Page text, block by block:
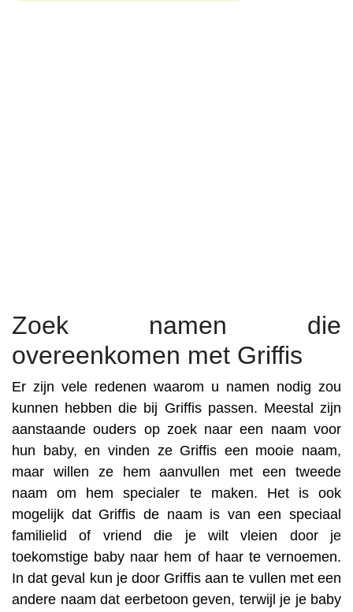
Zoek namen die
overeenkomen met Griffis
Er zijn vele redenen waarom u namen nodig zou
kunnen hebben die bij Griffis passen. Meestal zijn
aanstaande ouders op zoek naar een naam voor
hun baby, en vinden ze Griffis een mooie naam,
maar willen ze hem aanvullen met een tweede
naam om hem specialer te maken. Het is ook
mogelijk dat Griffis de naam is van een speciaal
familielid of vriend die je wilt vleien door je
toekomstige baby naar hem of haar te vernoemen.
In dat geval kun je door Griffis aan te vullen met een
andere naam dat eerbetoon geven, terwijl je je baby